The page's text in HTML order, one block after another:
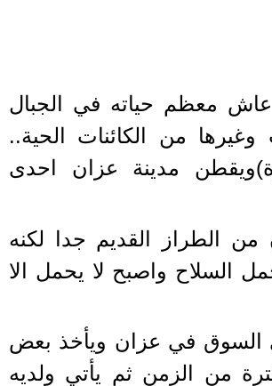
معظم حياته في الجبال
من الكائنات الحية..
مدينة عزان احدى
الطراز القديم جدا لكنه
السلاح واصبح لا يحمل الا
السوق في عزان ويأخذ بعض
من الزمن ثم يأتي ولديه